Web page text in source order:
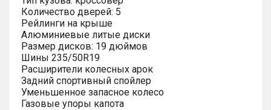
Количество дверей: 5
Рейлинги на крыше
Алюминиевые литые диски
Размер дисков: 19 дюймов
Шины 235/50R19
Расширители колесных арок
Задний спортивный спойлер
Уменьшенное запасное колесо
Газовые упоры капота